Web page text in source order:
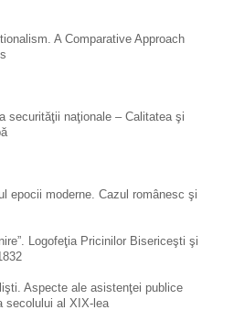
A Comparative Approach
securităţii naţionale – Calitatea şi
epocii moderne. Cazul românesc şi
Logofeţia Pricinilor Bisericeşti şi
Aspecte ale asistenţei publice
secolului al XIX-lea